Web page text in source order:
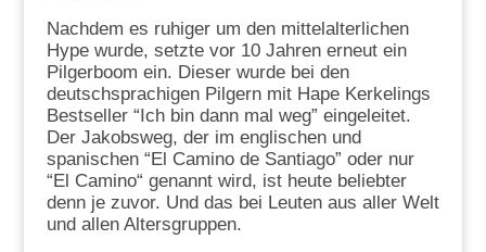
Nachdem es ruhiger um den mittelalterlichen
Hype wurde, setzte vor 10 Jahren erneut ein
Pilgerboom ein. Dieser wurde bei den
deutschsprachigen Pilgern mit Hape Kerkelings
Bestseller “Ich bin dann mal weg” eingeleitet.
Der Jakobsweg, der im englischen und
spanischen “El Camino de Santiago” oder nur
“El Camino“ genannt wird, ist heute beliebter
denn je zuvor. Und das bei Leuten aus aller Welt
und allen Altersgruppen.